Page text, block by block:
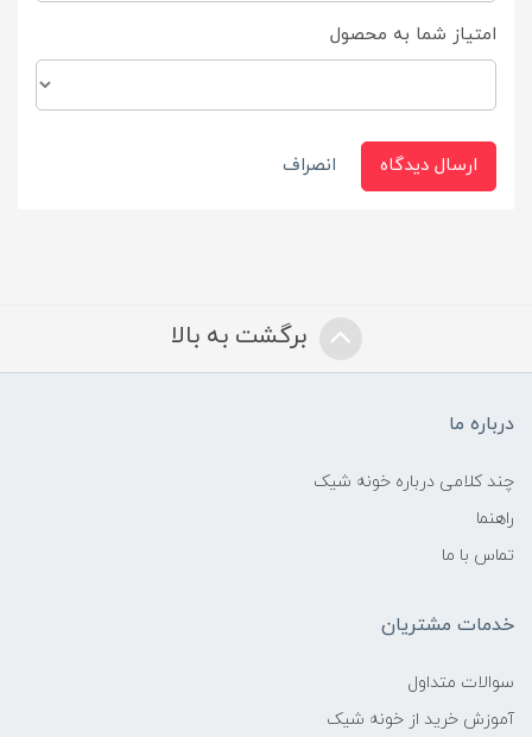
امتیاز شما به محصول
ارسال دیدگاه انصراف
برگشت به بالا
درباره ما
چند کلامی درباره خونه شیک
راهنما
تماس با ما
خدمات مشتریان
سوالات متداول
آموزش خرید از خونه شیک